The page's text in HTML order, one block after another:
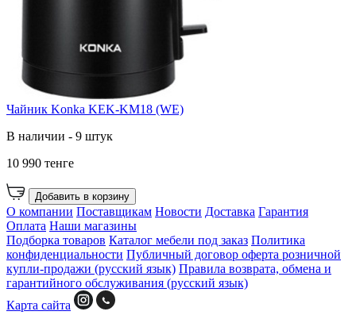
Чайник Konka KEK-KM18 (WE)
В наличии - 9 штук
10 990 тенге
Добавить в корзину
О компании Поставщикам Новости Доставка Гарантия
Оплата Наши магазины
Подборка товаров Каталог мебели под заказ Политика
конфиденциальности Публичный договор оферта розничной
купли-продажи (русский язык) Правила возврата, обмена и
гарантийного обслуживания (русский язык)
Карта сайта